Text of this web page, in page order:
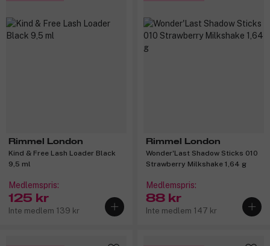
Rimmel London
Kind & Free Lash Loader Black
9,5 ml
Medlemspris:
125 kr
Inte medlem 139 kr
Rimmel London
Wonder'Last Shadow Sticks 010
Strawberry Milkshake 1,64 g
Medlemspris:
88 kr
Inte medlem 147 kr